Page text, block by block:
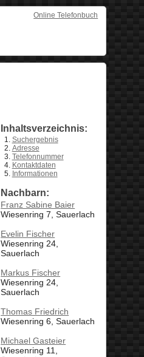
Online Telefonbuch
Inhaltsverzeichnis:
Suchergebnis
Adresse
Telefonnummer
Kontaktdaten
Informationen
Nachbarn:
Franz Sabine Baier
Wiesenring 7, Sauerlach
Evelin Fischer
Wiesenring 24,
Sauerlach
Markus Fischer
Wiesenring 24,
Sauerlach
Thomas Friedrich
Wiesenring 6, Sauerlach
Michael Gasteier
Wiesenring 11,